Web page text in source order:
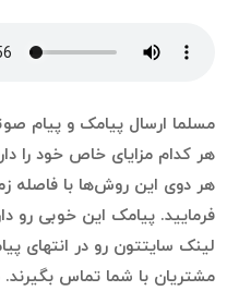
مسلما ارسال پیامک و پیام
هر کدام مزایای خاص خود را
هر دوی این روش‌ها با فاصله
فرمایید. پیامک این خوبی رو
لینک سایتتون رو در انتهای
مشتریان با شما تماس